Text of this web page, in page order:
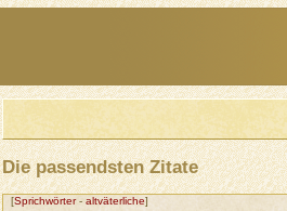
Die passendsten Zitate
[Sprichwörter- altväterliche]